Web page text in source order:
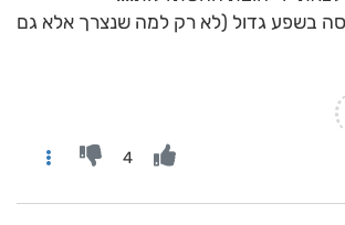
בשפע גדול (לא רק למה שנצרך אלא גם
4